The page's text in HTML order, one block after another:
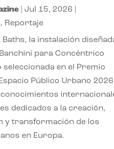
| Jul 15, 2026
, Reportaje
Baths, la instalación
para Concéntrico
seleccionada en el Premio
Público Urbano
dedicados a la creación,
y transformación de los
en Europa.